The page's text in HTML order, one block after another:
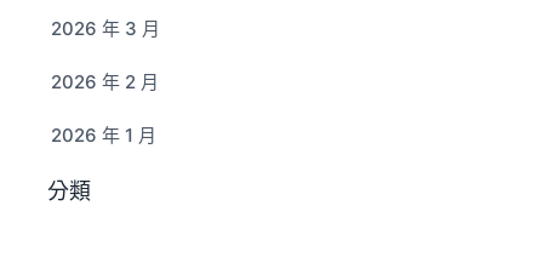
2026 年 3 月
2026 年 2 月
2026 年 1 月
分類